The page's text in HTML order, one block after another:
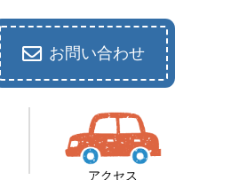
お問い合わせ
アクセス